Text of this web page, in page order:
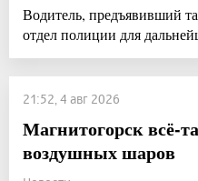
Водитель, предъявивший
отдел полиции для
21:52, 4 авг 2026
Магнитогорск всё-
воздушных шаров